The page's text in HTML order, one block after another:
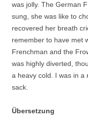
was jolly. The German
sung, she was like to
recovered her breath
remember to have met
Frenchman and the
was highly diverted,
a heavy cold. I was in a
sack.
Übersetzung